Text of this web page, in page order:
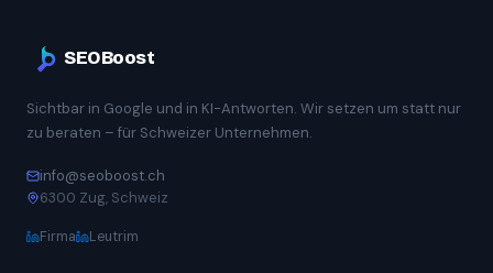
SEOBoost
Sichtbar in Google und in KI-Antworten. Wir setzen um statt nur
zu beraten – für Schweizer Unternehmen.
info@seoboost.ch
6300 Zug, Schweiz
Firma Leutrim